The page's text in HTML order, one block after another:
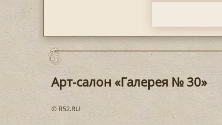
Арт-салон «Галерея № 30»
© R52.RU